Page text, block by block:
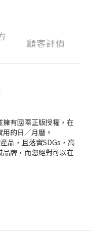
顧客評價
有國際正版授權，在
的日／月曆。
品，且落實SDGs，高
牌，而您絕對可以在